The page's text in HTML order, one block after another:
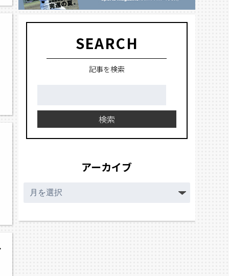
ル大会
SEARCH
記事を検索
検索
アーカイブ
ー
イ